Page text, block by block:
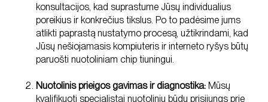
konsultacijos, kad suprastume Jūsų individualius
poreikius ir konkrečius tikslus. Po to padėsime jums
atlikti paprastą nustatymo procesą, užtikrindami, kad
Jūsų nešiojamasis kompiuteris ir interneto ryšys būtų
paruošti nuotoliniam chip tiuningui.
Nuotolinis prieigos gavimas ir diagnostika: Mūsų
kvalifikuoti specialistai nuotoliniu būdu prisijungs prie